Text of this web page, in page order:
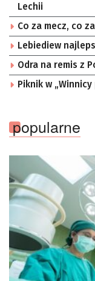
Lechii
Co za mecz, co
Lebiediew
Odra na remis z
Piknik w „Winnicy
popularne